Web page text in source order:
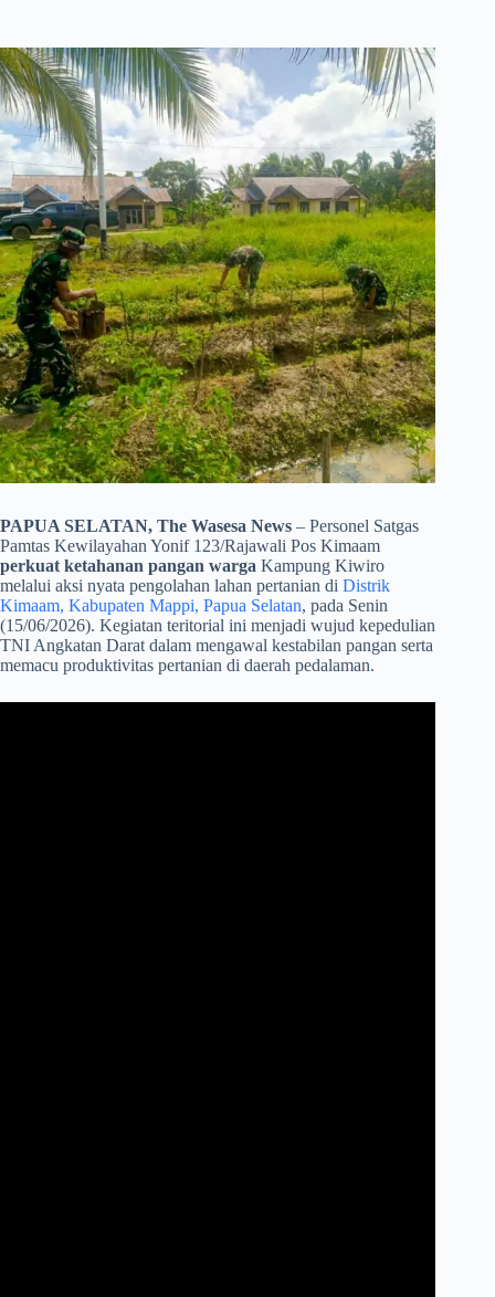
PAPUA SELATAN, The Wasesa News – Personel Satgas
Pamtas Kewilayahan Yonif 123/Rajawali Pos Kimaam
perkuat ketahanan pangan warga Kampung Kiwiro
melalui aksi nyata pengolahan lahan pertanian di Distrik
Kimaam, Kabupaten Mappi, Papua Selatan, pada Senin
(15/06/2026). Kegiatan teritorial ini menjadi wujud kepedulian
TNI Angkatan Darat dalam mengawal kestabilan pangan serta
memacu produktivitas pertanian di daerah pedalaman.